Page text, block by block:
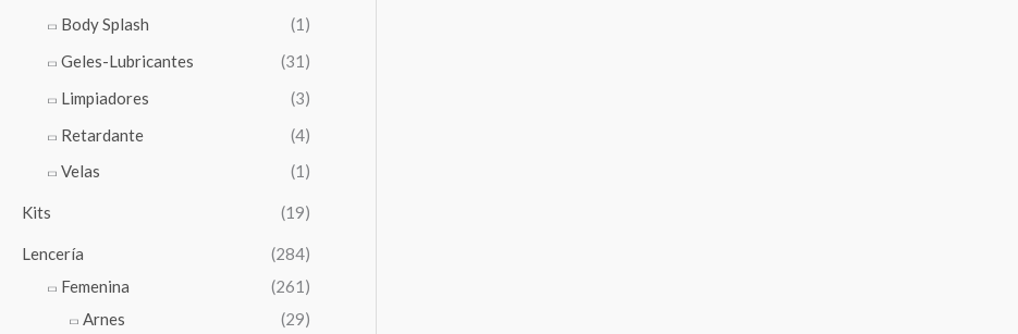
Body Splash
(1)
Geles-Lubricantes
(31)
Limpiadores
(3)
Retardante
(4)
Velas
(1)
Kits (19)
Lencería
(284)
Femenina
(261)
Arnes
(29)